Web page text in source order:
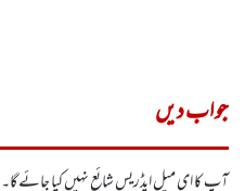
جواب دیں
آپ کا ای میل ایڈریس شائع نہیں کیا جائے گا۔